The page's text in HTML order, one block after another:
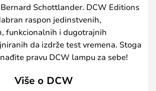
Schottlander. DCW Editions
raspon jedinstvenih,
funkcionalnih i dugotrajnih
da izdrže test vremena. Stoga
pravu DCW lampu za sebe!
Više o DCW